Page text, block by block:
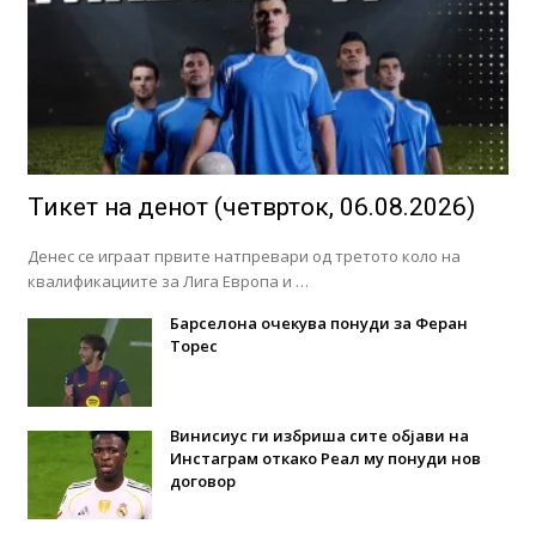
Тикет на денот (четврток, 06.08.2026)
Денес се играат првите натпревари од третото коло на
квалификациите за Лига Европа и …
Барселона очекува понуди за Феран
Торес
Винисиус ги избриша сите објави на
Инстаграм откако Реал му понуди нов
договор